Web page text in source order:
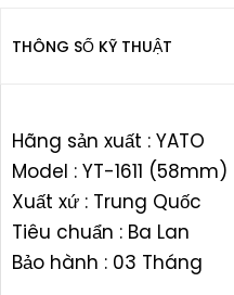
THÔNG SỐ KỸ THUẬT
Hãng sản xuất : YATO
Model : YT-1611 (58mm)
Xuất xứ : Trung Quốc
Tiêu chuẩn : Ba Lan
Bảo hành : 03 Tháng